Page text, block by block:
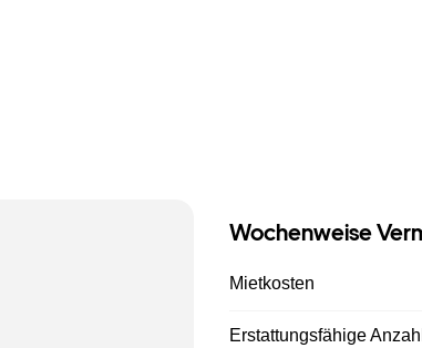
Wochenweise
Mietkosten
Erstattungsfähige